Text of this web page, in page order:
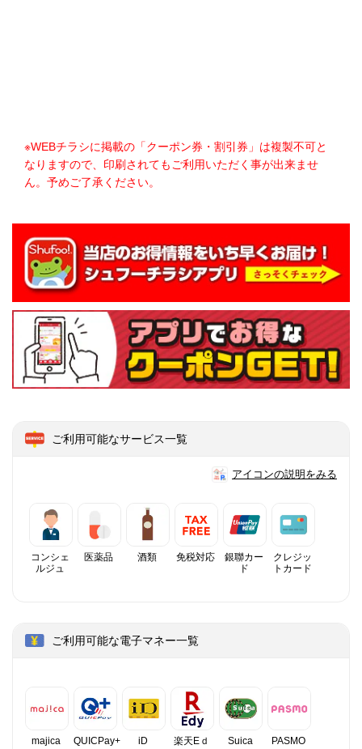
※WEBチラシに掲載の「クーポン券・割引券」は複製不可と
なりますので、印刷されてもご利用いただく事が出来ませ
ん。予めご了承ください。
ご利用可能なサービス一覧
アイコンの説明をみる
コンシェ
ルジュ
医薬品 酒類 免税対応
銀聯カー
ド
クレジッ
トカード
ご利用可能な電子マネー一覧
majica QUICPay+ iD
楽天Eｄ
Suica PASMO